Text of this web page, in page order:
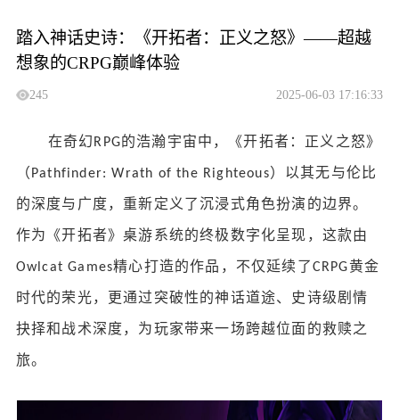
踏入神话史诗：《开拓者：正义之怒》——超越
想象的CRPG巅峰体验
245 2025-06-03 17:16:33
在奇幻 RPG的浩瀚宇宙中，《开拓者：正义之怒》
（ Pathfinder: Wrath of the Righteous）以其无与伦比
的深度与广度，重新定义了沉浸式角色扮演的边界。
作为《开拓者》桌游系统的终极数字化呈现，这款由
Owlcat Games精心打造的作品，不仅延续了CRPG黄金
时代的荣光，更通过突破性的神话道途、史诗级剧情
抉择和战术深度，为玩家带来一场跨越位面的救赎之
旅。